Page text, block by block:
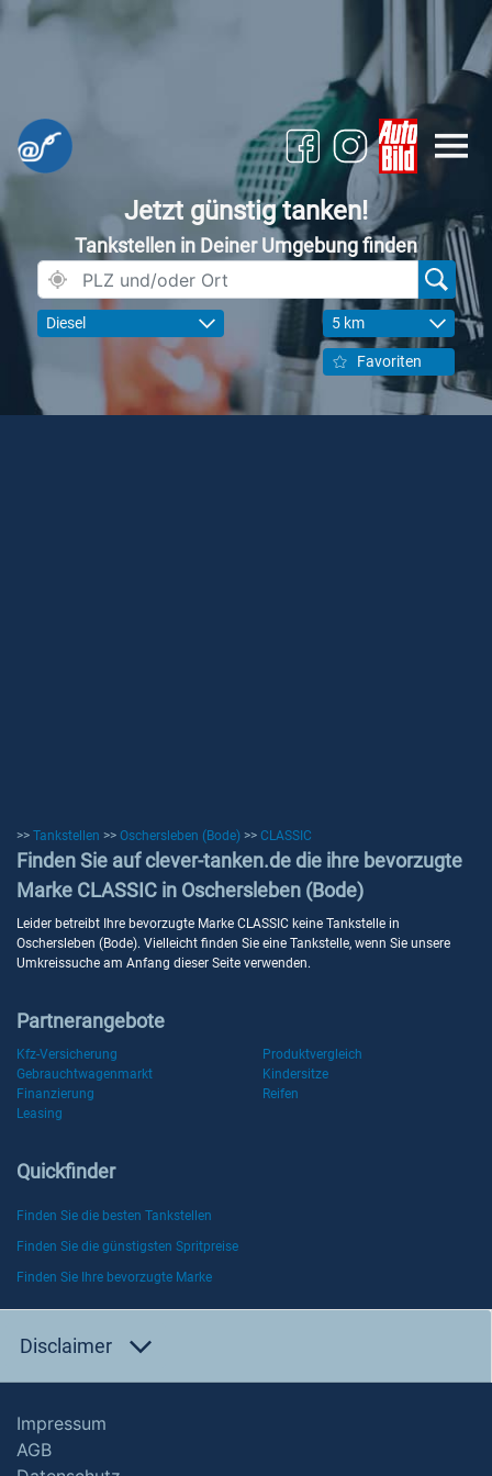
Jetzt günstig tanken!
Tankstellen in Deiner Umgebung finden
Diesel 5 km
Favoriten
>> Tankstellen >> Oschersleben (Bode) >> CLASSIC
Finden Sie auf clever-tanken.de die ihre bevorzugte
Marke CLASSIC in Oschersleben (Bode)
Leider betreibt Ihre bevorzugte Marke CLASSIC keine Tankstelle in
Oschersleben (Bode). Vielleicht finden Sie eine Tankstelle, wenn Sie unsere
Umkreissuche am Anfang dieser Seite verwenden.
Partnerangebote
Kfz-Versicherung
Produktvergleich
Gebrauchtwagenmarkt
Kindersitze
Finanzierung
Reifen
Leasing
Quickfinder
Finden Sie die besten Tankstellen
Finden Sie die günstigsten Spritpreise
Finden Sie Ihre bevorzugte Marke
Disclaimer
Impressum
AGB